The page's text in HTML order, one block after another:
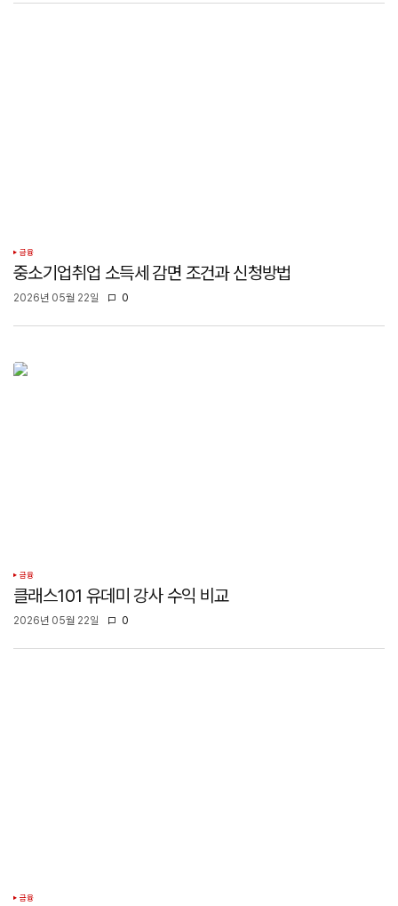
금융
중소기업취업 소득세 감면 조건과 신청방법
2026년 05월 22일 0
금융
클래스101 유데미 강사 수익 비교
2026년 05월 22일 0
금융